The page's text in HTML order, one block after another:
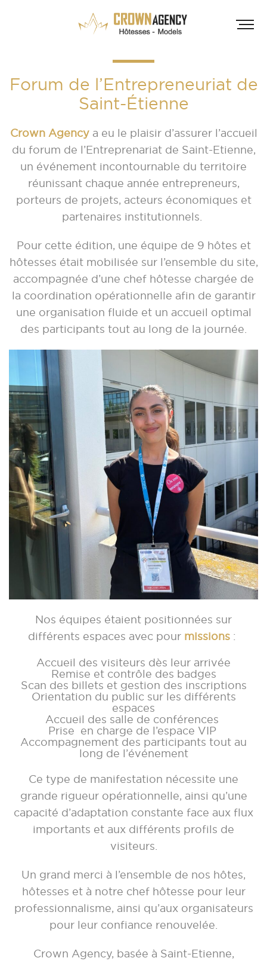
Forum de l’Entrepreneuriat de
Saint-Étienne
Crown Agencya eu le plaisir d’assurer l’accueil
du forum de l’Entreprenariat de Saint-Etienne,
un événement incontournable du territoire
réunissant chaque année entrepreneurs,
porteurs de projets, acteurs économiques et
partenaires institutionnels.
Pour cette édition, une équipe de 9 hôtes et
hôtesses était mobilisée sur l’ensemble du site,
accompagnée d’une chef hôtesse chargée de
la coordination opérationnelle afin de garantir
une organisation fluide et un accueil optimal
des participants tout au long de la journée.
Nos équipes étaient positionnées sur
différents espaces avec pour missions :
Accueil des visiteurs dès leur arrivée
Remise et contrôle des badges
Scan des billets et gestion des inscriptions
Orientation du public sur les différents
espaces
Accueil des salle de conférences
Prise en charge de l’espace VIP
Accompagnement des participants tout au
long de l’événement
Ce type de manifestation nécessite une
grande rigueur opérationnelle, ainsi qu’une
capacité d’adaptation constante face aux flux
importants et aux différents profils de
visiteurs.
Un grand merci à l’ensemble de nos hôtes,
hôtesses et à notre chef hôtesse pour leur
professionnalisme, ainsi qu’aux organisateurs
pour leur confiance renouvelée.
Crown Agency, basée à Saint-Etienne,